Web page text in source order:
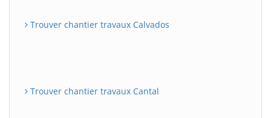
Trouver chantier travaux Calvados
Trouver chantier travaux Cantal